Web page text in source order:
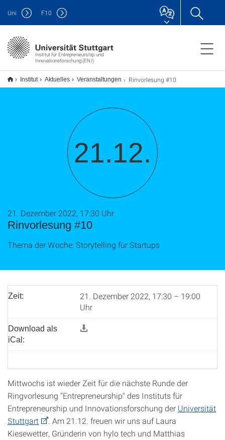
Institut für Entrepreneurship und
Innovationsforschung (ENI)
Uni F10
Institut Aktuelles Veranstaltungen Rinvorlesung #10
21.12.
Rinvorlesung #10
21. Dezember 2022, 17:30 Uhr
Thema der Woche: Storytelling für Startups
Zeit:
21. Dezember 2022, 17:30 – 19:00
Uhr
Download als
iCal:
Mittwochs ist wieder Zeit für die nächste Runde der
Ringvorlesung "Entrepreneurship" des Instituts für
Entrepreneurship und Innovationsforschung der Universität
Stuttgart
. Am 21.12. freuen wir uns auf Laura
Kiesewetter, Gründerin von hylo tech und Matthias